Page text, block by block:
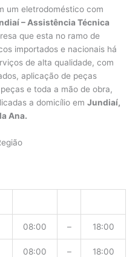
um eletrodoméstico com
– Assistência Técnica
que esta no ramo de
importados e nacionais há
de alta qualidade, com
aplicação de peças
e toda a mão de obra,
a domicílio em Jundiaí,
Ana.
08:00 – 18:00
08:00 – 18:00